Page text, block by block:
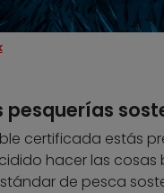
pesquerías
certificada estás
hacer las
de pesca